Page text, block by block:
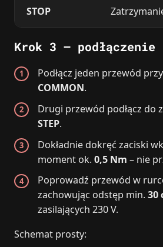
STOP
Krok 3 – podłączenie
Podłącz jeden przewód
COMMON.
Drugi przewód podłącz do
STEP.
Dokładnie dokręć zaciski
moment ok.0,5 Nm – nie
Poprowadź przewód w
zachowując odstęp min.30
zasilających 230 V.
Schemat prosty: